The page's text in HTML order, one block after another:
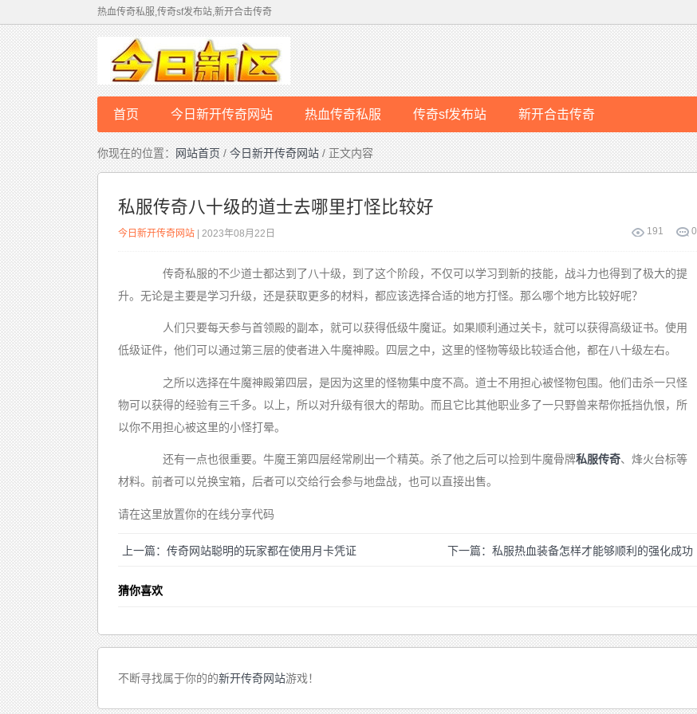
热血传奇私服,传奇sf发布站,新开合击传奇
首页 今日新开传奇网站 热血传奇私服 传奇sf发布站 新开合击传奇
你现在的位置：网站首页/今日新开传奇网站/ 正文内容
私服传奇八十级的道士去哪里打怪比较好
191 0
今日新开传奇网站 | 2023年08月22日
传奇私服的不少道士都达到了八十级，到了这个阶段，不仅可以学习到新的技能，战斗力也得到了极大的提
升。无论是主要是学习升级，还是获取更多的材料，都应该选择合适的地方打怪。那么哪个地方比较好呢？
人们只要每天参与首领殿的副本，就可以获得低级牛魔证。如果顺利通过关卡，就可以获得高级证书。使用
低级证件，他们可以通过第三层的使者进入牛魔神殿。四层之中，这里的怪物等级比较适合他，都在八十级左右。
之所以选择在牛魔神殿第四层，是因为这里的怪物集中度不高。道士不用担心被怪物包围。他们击杀一只怪
物可以获得的经验有三千多。以上，所以对升级有很大的帮助。而且它比其他职业多了一只野兽来帮你抵挡仇恨，所
以你不用担心被这里的小怪打晕。
还有一点也很重要。牛魔王第四层经常刷出一个精英。杀了他之后可以捡到牛魔骨牌私服传奇、烽火台标等
材料。前者可以兑换宝箱，后者可以交给行会参与地盘战，也可以直接出售。
请在这里放置你的在线分享代码
上一篇：传奇网站聪明的玩家都在使用月卡凭证 下一篇：私服热血装备怎样才能够顺利的强化成功
猜你喜欢
不断寻找属于你的的新开传奇网站游戏！